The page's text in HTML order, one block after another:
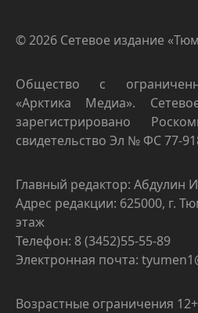
© 2026 Сетевое издание
Общество с
«Арктика Медиа».
зарегистрировано
свидетельство Эл № ФС 77-
Главный редактор: Абдулин
Адрес редакции: 625000, г.
этаж
Телефон: 8 (3452)55-55-89
Электронная почта:
Возрастные ограничения 12+